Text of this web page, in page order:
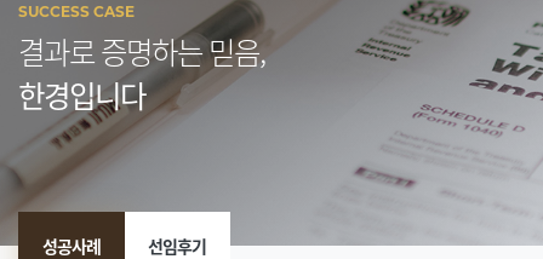
SUCCESS CASE
결과로 증명하는 믿음,
한경입니다
성공사례 선임후기